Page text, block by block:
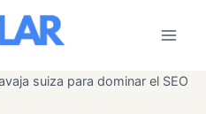
suiza para dominar el SEO